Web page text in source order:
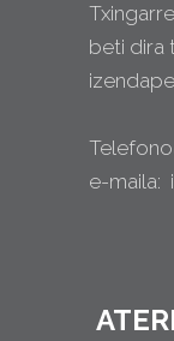
beti dira
e-maila: